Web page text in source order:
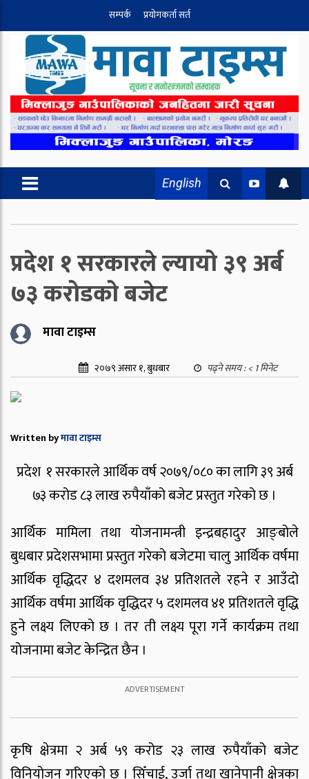
सम्पर्क प्रयोगकर्ता सर्त
English
प्रदेश १ सरकारले ल्यायो ३९ अर्ब
७३ करोडको बजेट
मावा टाइम्स
२०७९ असार १, बुधबार पढ्ने समय :< 1मिनेट
Written byमावा टाइम्स
प्रदेश १ सरकारले आर्थिक वर्ष २०७९/०८० का लागि ३९ अर्ब
७३ करोड ८३ लाख रुपैयाँको बजेट प्रस्तुत गरेको छ ।
आर्थिक मामिला तथा योजनामन्त्री इन्द्रबहादुर आङ्बोले
बुधबार प्रदेशसभामा प्रस्तुत गरेको बजेटमा चालु आर्थिक वर्षमा
आर्थिक वृद्धिदर ४ दशमलव ३४ प्रतिशतले रहने र आउँदो
आर्थिक वर्षमा आर्थिक वृद्धिदर ५ दशमलव ४१ प्रतिशतले वृद्धि
हुने लक्ष्य लिएको छ । तर ती लक्ष्य पूरा गर्ने कार्यक्रम तथा
योजनामा बजेट केन्द्रित छैन ।
कृषि क्षेत्रमा २ अर्ब ५९ करोड २३ लाख रुपैयाँको बजेट
विनियोजन गरिएको छ । सिँचाई, उर्जा तथा खानेपानी क्षेत्रका